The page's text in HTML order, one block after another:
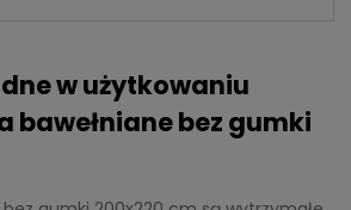
w użytkowaniu
bawełniane bez gumki